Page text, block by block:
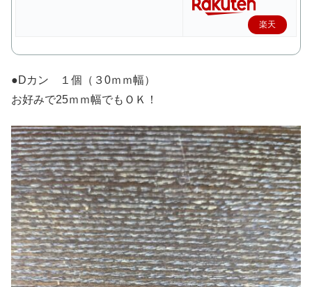
楽天
●Dカン １個（３0ｍｍ幅）
お好みで25ｍｍ幅でもＯＫ！